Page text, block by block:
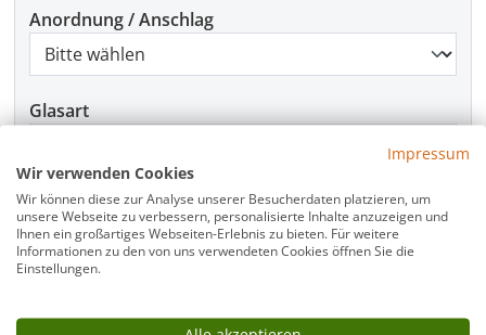
Anordnung / Anschlag
Glasart
Griffart
Impressum
Wir verwenden Cookies
Wir können diese zur Analyse unserer Besucherdaten platzieren, um
unsere Webseite zu verbessern, personalisierte Inhalte anzuzeigen und
Ihnen ein großartiges Webseiten-Erlebnis zu bieten. Für weitere
Informationen zu den von uns verwendeten Cookies öffnen Sie die
Einstellungen.